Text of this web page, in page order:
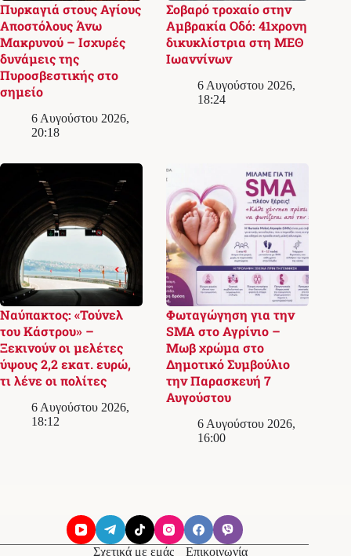
Πυρκαγιά στους Αγίους
Αποστόλους Άνω
Μακρυνού – Ισχυρές
δυνάμεις της
Πυροσβεστικής στο
σημείο
6 Αυγούστου 2026,
20:18
Σοβαρό τροχαίο στην
Αμβρακία Οδό: 41χρονη
δικυκλίστρια στη ΜΕΘ
Ιωαννίνων
6 Αυγούστου 2026,
18:24
Ναύπακτος: «Τούνελ
του Κάστρου» –
Ξεκινούν οι μελέτες
ύψους 2,2 εκατ. ευρώ,
τι λένε οι πολίτες
6 Αυγούστου 2026,
18:12
Φωταγώγηση για την
SMA στο Αγρίνιο –
Μωβ χρώμα στο
Δημοτικό Συμβούλιο
την Παρασκευή 7
Αυγούστου
6 Αυγούστου 2026,
16:00
Σχετικά με εμάς Επικοινωνία